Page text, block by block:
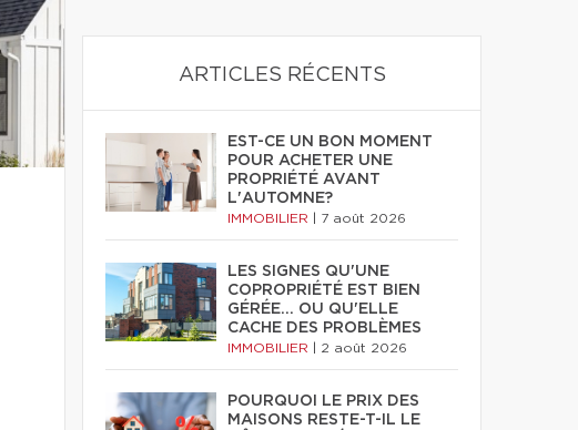
ARTICLES RÉCENTS
EST-CE UN BON MOMENT
POUR ACHETER UNE
PROPRIÉTÉ AVANT
L'AUTOMNE?
IMMOBILIER 7 août 2026
LES SIGNES QU'UNE
COPROPRIÉTÉ EST BIEN
GÉRÉE… OU QU'ELLE
CACHE DES PROBLÈMES
IMMOBILIER 2 août 2026
POURQUOI LE PRIX DES
MAISONS RESTE-T-IL LE